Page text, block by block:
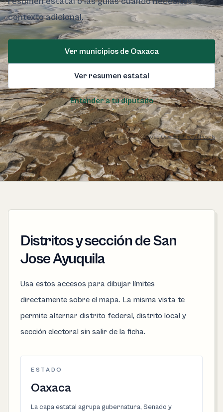
contexto adicional.
Ver municipios de Oaxaca
Ver resumen estatal
Entender a tu diputado
Foto de Oaxaca: Pexels / Pexels
Distritos y sección de San
Jose Ayuquila
Usa estos accesos para dibujar límites
directamente sobre el mapa. La misma vista te
permite alternar distrito federal, distrito local y
sección electoral sin salir de la ficha.
ESTADO
Oaxaca
La capa estatal agrupa gubernatura, Senado y